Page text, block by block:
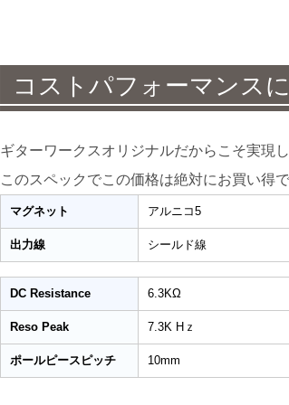
コストパフォーマンス
ギターワークスオリジナルだからこそ実現
このスペックでこの価格は絶対にお買い得で
マグネット アルニコ5
出力線 シールド線
DC Resistance 6.3KΩ
Reso Peak 7.3K Hｚ
ポールピースピッチ 10mm